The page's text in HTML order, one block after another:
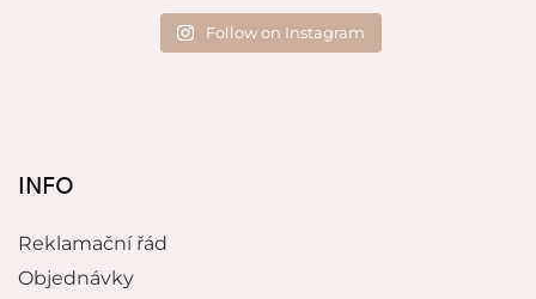
Follow on Instagram
INFO
Reklamační řád
Objednávky